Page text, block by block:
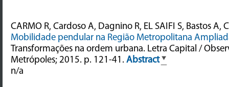
CARMO R, Cardoso A, Dagnino R, EL SAIFI S, Bastos A,
Mobilidade pendular na Região Metropolitana
Transformações na ordem urbana. Letra Capital /
Metrópoles; 2015. p. 121-41.Abstract
n/a